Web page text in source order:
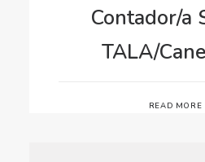
Contador/a
TALA/
READ MORE